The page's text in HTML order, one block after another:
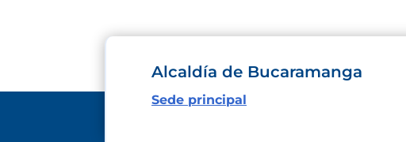
Alcaldía de Bucaramanga
Sede principal